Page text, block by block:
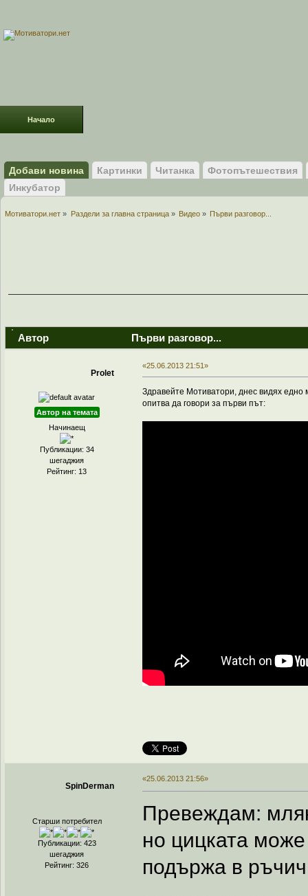
Начало
Добави новина Картинки Читанка
Фотопътешествия
Инкубатор
Мотиватори.нет » Раздели за главна страница» Видео» Първи разговор...
Автор Първи разговор...
Prolet
Автор на темата
Начинаещ
Публикации: 34
шегаджия
Рейтинг: 13
«25.06.2013 21:51»
Здравейте Мотиватори, днес видях едно
опитва да говори за първи път:
SpinDerman
Старши потребител
Публикации: 423
шегаджия
Рейтинг: 326
«25.06.2013 21:56»
Превеждам:
но цицката
подържа в